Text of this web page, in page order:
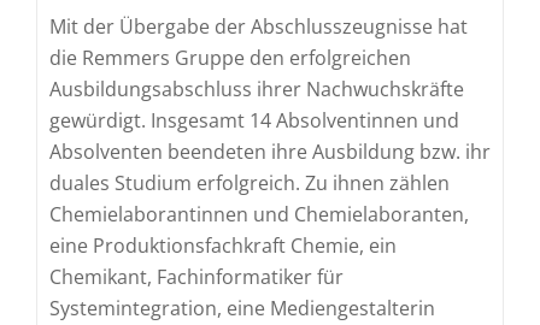
Mit der Übergabe der Abschlusszeugnisse hat
die Remmers Gruppe den erfolgreichen
Ausbildungsabschluss ihrer Nachwuchskräfte
gewürdigt. Insgesamt 14 Absolventinnen und
Absolventen beendeten ihre Ausbildung bzw. ihr
duales Studium erfolgreich. Zu ihnen zählen
Chemielaborantinnen und Chemielaboranten,
eine Produktionsfachkraft Chemie, ein
Chemikant, Fachinformatiker für
Systemintegration, eine Mediengestalterin